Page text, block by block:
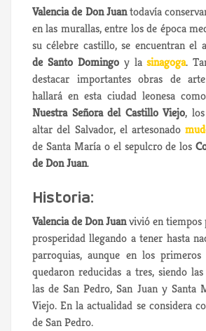
Valencia de Don Juantodavía
en las murallas, entre los de época
su célebre castillo, se encuentran el
de Santo Domingoy lasinagoga.
destacar importantes obras de
hallará en esta ciudad leonesa
Nuestra Señora del Castillo Viejo,
altar del Salvador, el artesonado
de Santa María o el sepulcro de los
de Don Juan.
Historia:
Valencia de Don Juanvivió en tiempos
prosperidad llegando a tener hasta
parroquias, aunque en los
quedaron reducidas a tres, siendo
las de San Pedro, San Juan y Santa
Viejo. En la actualidad se considera
de San Pedro.